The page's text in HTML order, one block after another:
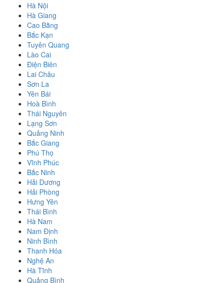
Hà Nội
Hà Giang
Cao Bằng
Bắc Kạn
Tuyên Quang
Lào Cai
Điện Biên
Lai Châu
Sơn La
Yên Bái
Hoà Bình
Thái Nguyên
Lạng Sơn
Quảng Ninh
Bắc Giang
Phú Thọ
Vĩnh Phúc
Bắc Ninh
Hải Dương
Hải Phòng
Hưng Yên
Thái Bình
Hà Nam
Nam Định
Ninh Bình
Thanh Hóa
Nghệ An
Hà Tĩnh
Quảng Bình